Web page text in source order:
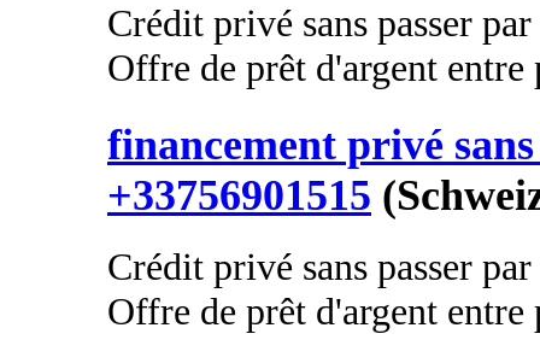
Crédit privé sans passer
Offre de prêt d'argent
financement privé
+33756901515
Crédit privé sans passer
Offre de prêt d'argent